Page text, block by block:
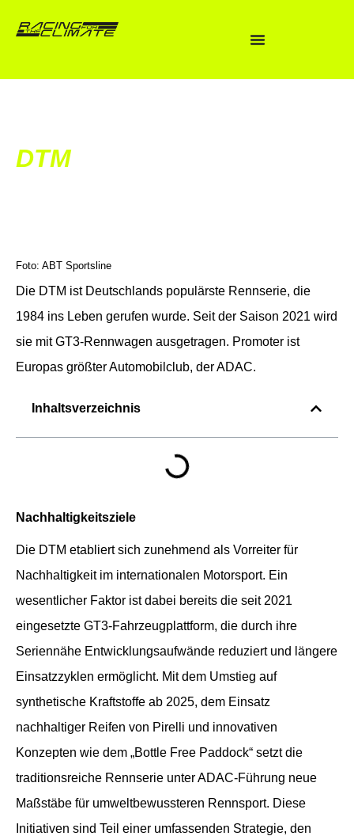
DTM
Foto: ABT Sportsline
Die DTM ist Deutschlands populärste Rennserie, die
1984 ins Leben gerufen wurde. Seit der Saison 2021 wird
sie mit GT3-Rennwagen ausgetragen. Promoter ist
Europas größter Automobilclub, der ADAC.
Inhaltsverzeichnis
Nachhaltigkeitsziele
Die DTM etabliert sich zunehmend als Vorreiter für
Nachhaltigkeit im internationalen Motorsport. Ein
wesentlicher Faktor ist dabei bereits die seit 2021
eingesetzte GT3-Fahrzeugplattform, die durch ihre
Seriennähe Entwicklungsaufwände reduziert und längere
Einsatzzyklen ermöglicht. Mit dem Umstieg auf
synthetische Kraftstoffe ab 2025, dem Einsatz
nachhaltiger Reifen von Pirelli und innovativen
Konzepten wie dem „Bottle Free Paddock“ setzt die
traditionsreiche Rennserie unter ADAC-Führung neue
Maßstäbe für umweltbewussteren Rennsport. Diese
Initiativen sind Teil einer umfassenden Strategie, den